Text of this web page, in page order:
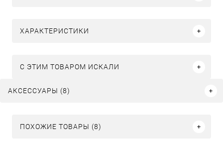
ХАРАКТЕРИСТИКИ
C ЭТИМ ТОВАРОМ ИСКАЛИ
АКСЕССУАРЫ (8)
ПОХОЖИЕ ТОВАРЫ (8)